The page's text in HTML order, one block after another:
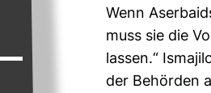
Wenn
muss sie die
lassen.“
der Behörden